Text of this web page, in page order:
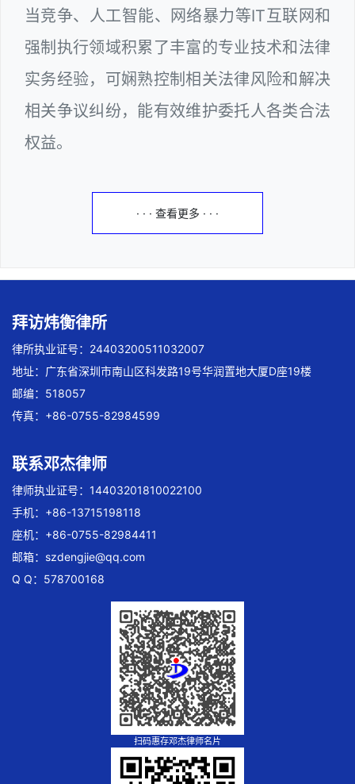
当竞争、人工智能、网络暴力等IT互联网和
强制执行领域积累了丰富的专业技术和法律
实务经验，可娴熟控制相关法律风险和解决
相关争议纠纷，能有效维护委托人各类合法
权益。
· · · 查看更多 · · ·
拜访炜衡律所
律所执业证号：24403200511032007
地址：广东省深圳市南山区科发路19号华润置地大厦D座19楼
邮编：518057
传真：+86-0755-82984599
联系邓杰律师
律师执业证号：14403201810022100
手机：+86-13715198118
座机：+86-0755-82984411
邮箱： szdengjie@qq.com
Q Q：578700168
扫码惠存邓杰律师名片